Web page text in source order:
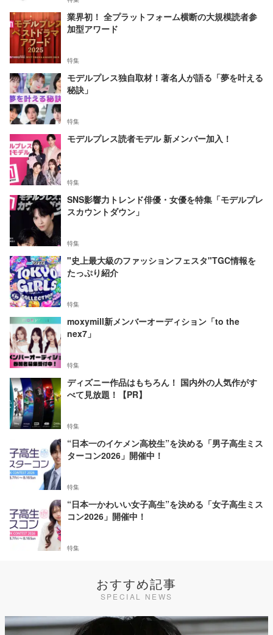
業界初！ 全プラットフォーム横断の大規模読者参
加型アワード
特集
モデルプレス独自取材！著名人が語る「夢を叶える
秘訣」
特集
モデルプレス読者モデル 新メンバー加入！
特集
SNS影響力トレンド俳優・女優を特集「モデルプレ
スカウントダウン」
特集
"史上最大級のファッションフェスタ"TGC情報を
たっぷり紹介
特集
moxymill新メンバーオーディション「to the
nex7」
特集
ディズニー作品はもちろん！ 国内外の人気作がす
べて見放題！【PR】
特集
“日本一のイケメン高校生”を決める「男子高生ミス
ターコン2026」開催中！
特集
“日本一かわいい女子高生”を決める「女子高生ミス
コン2026」開催中！
特集
おすすめ記事
SPECIAL NEWS